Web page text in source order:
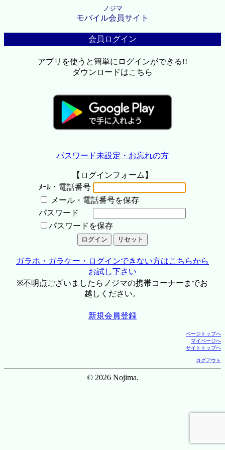
ノジマ
モバイル会員サイト
会員ログイン
アプリを使うと簡単にログインができる!!
ダウンロードはこちら
パスワード未設定・お忘れの方
【ログインフォーム】
ﾒｰﾙ・電話番号
メール・電話番号を保存
パスワード
パスワードを保存
ガラホ・ガラケー・ログインできない方はこちらから
お試し下さい
※不明点ございましたらノジマの携帯コーナーまでお
越しください。
新規会員登録
ページトップへ
マイページへ
サイトトップへ
ログアウト
© 2026 Nojima.